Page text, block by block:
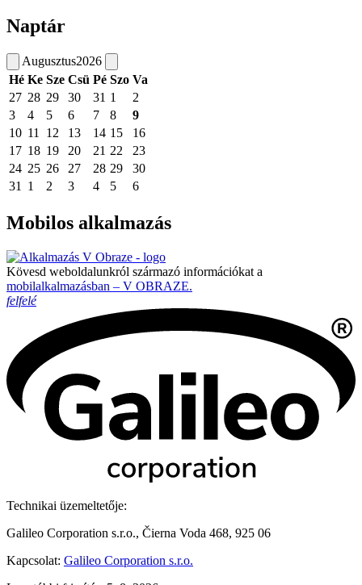
Naptár
Augusztus2026
Hé Ke Sze Csü Pé Szo Va
27 28 29 30 31 1
2
3
4 5 6 7 8
9
10 11 12 13 14 15
16
17 18 19 20 21 22
23
24 25 26 27 28 29
30
31
1 2 3 4 5 6
Mobilos alkalmazás
Kövesd weboldalunkról származó információkat a
mobilalkalmazásban – V OBRAZE.
felfelé
Technikai üzemeltetője:
Galileo Corporation s.r.o., Čierna Voda 468, 925 06
Kapcsolat: Galileo Corporation s.r.o.